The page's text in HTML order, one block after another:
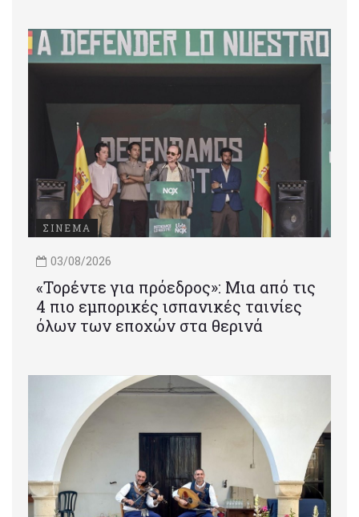
ΣΙΝΕΜΑ
03/08/2026
«Τορέντε για πρόεδρος»: Mια από τις
4 πιο εμπορικές ισπανικές ταινίες
όλων των εποχών στα θερινά